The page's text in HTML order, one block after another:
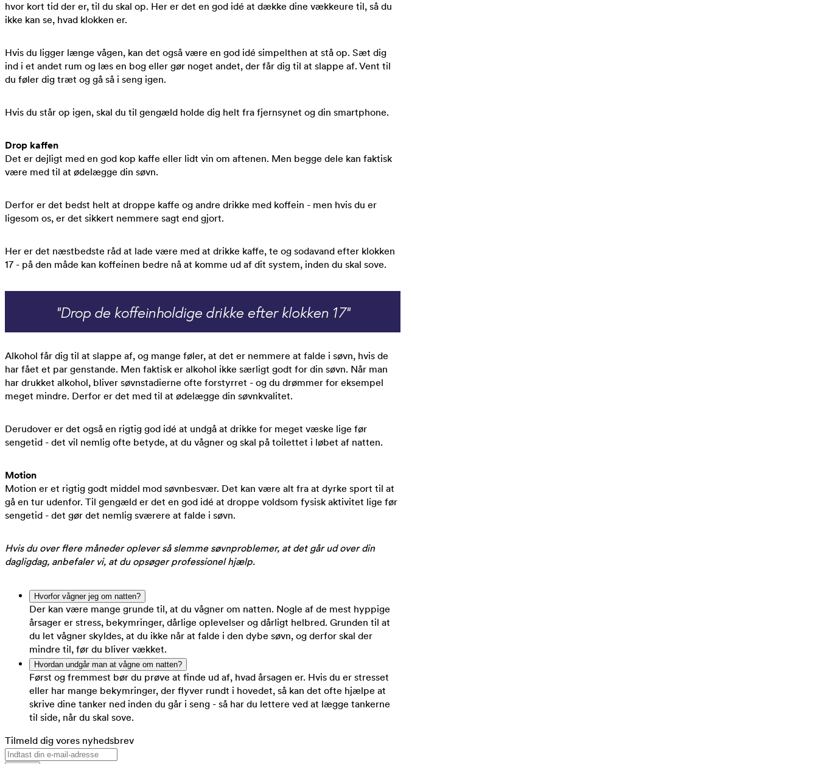
hvor kort tid der er, til du skal op. Her er det en god idé at dække dine vækkeure til, så du
ikke kan se, hvad klokken er.
Hvis du ligger længe vågen, kan det også være en god idé simpelthen at stå op. Sæt dig
ind i et andet rum og læs en bog eller gør noget andet, der får dig til at slappe af. Vent til
du føler dig træt og gå så i seng igen.
Hvis du står op igen, skal du til gengæld holde dig helt fra fjernsynet og din smartphone.
Drop kaffen
Det er dejligt med en god kop kaffe eller lidt vin om aftenen. Men begge dele kan faktisk
være med til at ødelægge din søvn.
Derfor er det bedst helt at droppe kaffe og andre drikke med koffein - men hvis du er
ligesom os, er det sikkert nemmere sagt end gjort.
Her er det næstbedste råd at lade være med at drikke kaffe, te og sodavand efter klokken
17 - på den måde kan koffeinen bedre nå at komme ud af dit system, inden du skal sove.
Alkohol får dig til at slappe af, og mange føler, at det er nemmere at falde i søvn, hvis de
har fået et par genstande. Men faktisk er alkohol ikke særligt godt for din søvn. Når man
har drukket alkohol, bliver søvnstadierne ofte forstyrret - og du drømmer for eksempel
meget mindre. Derfor er det med til at ødelægge din søvnkvalitet.
Derudover er det også en rigtig god idé at undgå at drikke for meget væske lige før
sengetid - det vil nemlig ofte betyde, at du vågner og skal på toilettet i løbet af natten.
Motion
Motion er et rigtig godt middel mod søvnbesvær. Det kan være alt fra at dyrke sport til at
gå en tur udenfor. Til gengæld er det en god idé at droppe voldsom fysisk aktivitet lige før
sengetid - det gør det nemlig sværere at falde i søvn.
Hvis du over flere måneder oplever så slemme søvnproblemer, at det går ud over din
dagligdag, anbefaler vi, at du opsøger professionel hjælp.
Hvorfor vågner jeg om natten?
Der kan være mange grunde til, at du vågner om natten. Nogle af de mest hyppige
årsager er stress, bekymringer, dårlige oplevelser og dårligt helbred. Grunden til at
du let vågner skyldes, at du ikke når at falde i den dybe søvn, og derfor skal der
mindre til, før du bliver vækket.
Hvordan undgår man at vågne om natten?
Først og fremmest bør du prøve at finde ud af, hvad årsagen er. Hvis du er stresset
eller har mange bekymringer, der flyver rundt i hovedet, så kan det ofte hjælpe at
skrive dine tanker ned inden du går i seng - så har du lettere ved at lægge tankerne
til side, når du skal sove.
Tilmeld dig vores nyhedsbrev